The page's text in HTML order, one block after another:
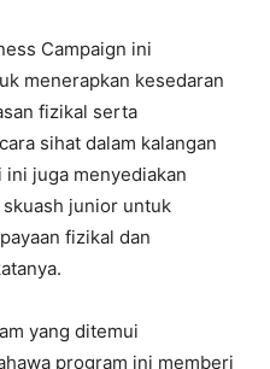
Campaign ini
menerapkan kesedaran
fizikal serta
sihat dalam kalangan
juga menyediakan
junior untuk
fizikal dan
yang ditemui
program ini memberi